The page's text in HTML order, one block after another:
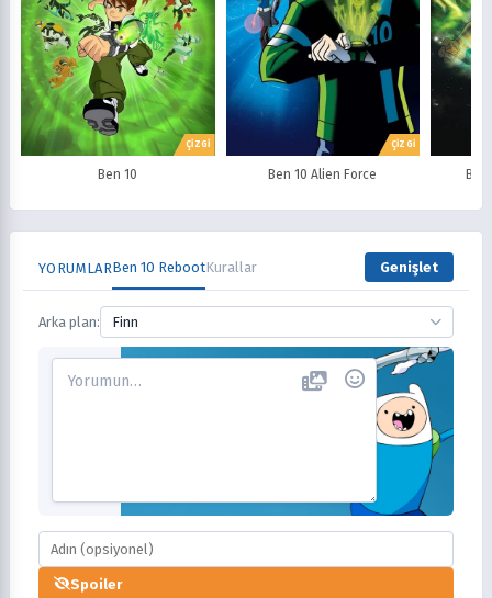
ÇİZGİ
Ben 10
ÇİZGİ
Ben 10 Alien Force
YORUMLARBen 10 RebootKurallar Genişlet
Arka plan: Finn
Spoiler